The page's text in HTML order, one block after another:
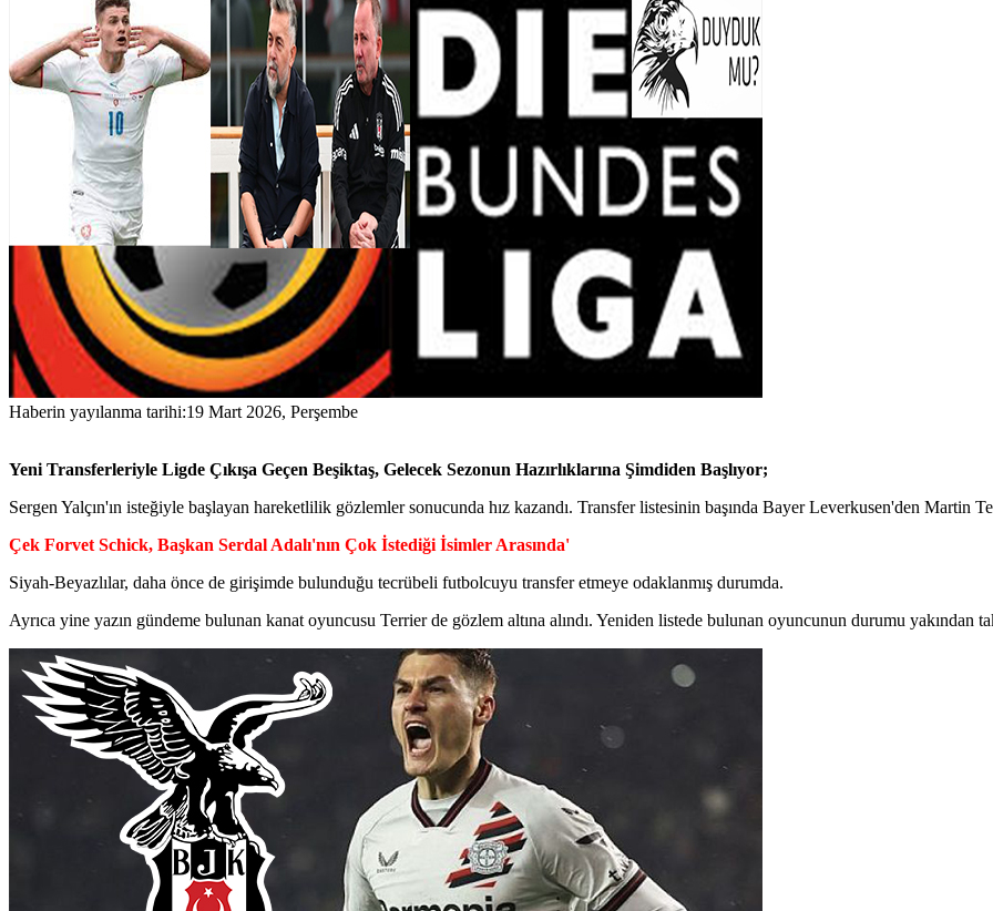
Haberin yayılanma tarihi:19 Mart 2026, Perşembe
Yeni Transferleriyle Ligde Çıkışa Geçen Beşiktaş, Gelecek Sezonun Hazırlıklarına Şimdiden Başlıyor;
Sergen Yalçın'ın isteğiyle başlayan hareketlilik gözlemler sonucunda hız kazandı. Transfer listesinin başında Bayer Leverkusen'den Martin
Çek Forvet Schick, Başkan Serdal Adalı'nın Çok İstediği İsimler Arasında'
Siyah-Beyazlılar, daha önce de girişimde bulunduğu tecrübeli futbolcuyu transfer etmeye odaklanmış durumda.
Ayrıca yine yazın gündeme bulunan kanat oyuncusu Terrier de gözlem altına alındı. Yeniden listede bulunan oyuncunun durumu yakından